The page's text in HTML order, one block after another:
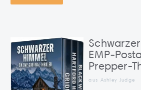
EMP-
Prepper-
aus Ashley Judge